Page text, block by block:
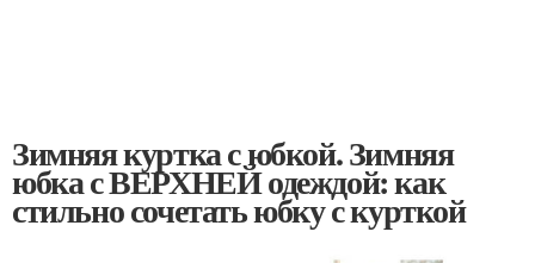
Зимняя куртка с юбкой. Зимняя
юбка с ВЕРХНЕЙ одеждой: как
стильно сочетать юбку с курткой